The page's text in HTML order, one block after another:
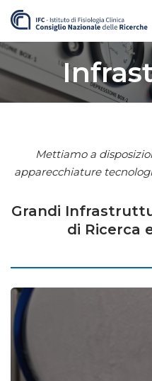
Vai
al
contenuto
Mettiamo a
apparecchiature
Grandi
di Ricerca